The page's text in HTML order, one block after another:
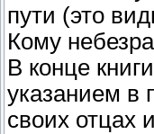
пути (это
Кому
В конце
указанием в
своих отцах